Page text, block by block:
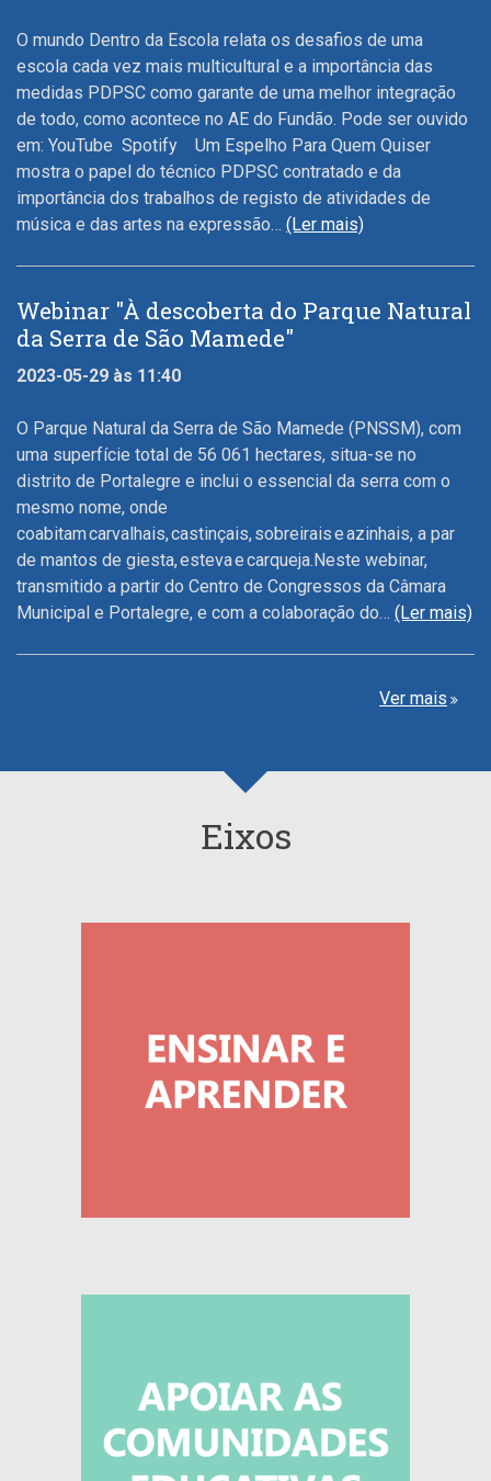
O mundo Dentro da Escola relata os desafios de uma
escola cada vez mais multicultural e a importância das
medidas PDPSC como garante de uma melhor integração
de todo, como acontece no AE do Fundão. Pode ser ouvido
em: YouTube Spotify Um Espelho Para Quem Quiser
mostra o papel do técnico PDPSC contratado e da
importância dos trabalhos de registo de atividades de
música e das artes na expressão… (Ler mais)
Webinar "À descoberta do Parque Natural
da Serra de São Mamede"
2023-05-29 às 11:40
O Parque Natural da Serra de São Mamede (PNSSM), com
uma superfície total de 56 061 hectares, situa-se no
distrito de Portalegre e inclui o essencial da serra com o
mesmo nome, onde
coabitam carvalhais, castinçais, sobreirais e azinhais, a par
de mantos de giesta, esteva e carqueja.Neste webinar,
transmitido a partir do Centro de Congressos da Câmara
Municipal e Portalegre, e com a colaboração do… (Ler mais)
Ver mais
Eixos